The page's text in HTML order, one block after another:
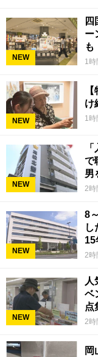
NEW
四
ー
1時
NEW
け
1時
NEW
で
男
2時
NEW
8
て
2時
NEW
人
ベ
点
2時